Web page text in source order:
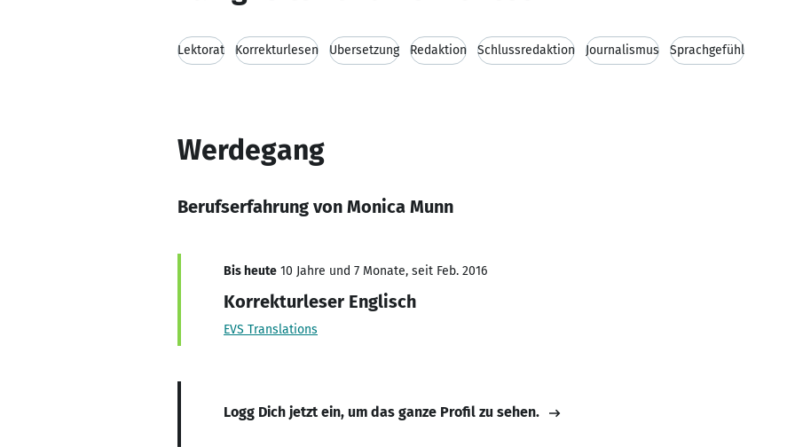
Lektorat Korrekturlesen Übersetzung Redaktion Schlussredaktion Journalismus Sprachgefühl
Werdegang
Berufserfahrung von Monica Munn
Bis heute 10 Jahre und 7 Monate, seit Feb. 2016
Korrekturleser Englisch
EVS Translations
Logg Dich jetzt ein, um das ganze Profil zu sehen.